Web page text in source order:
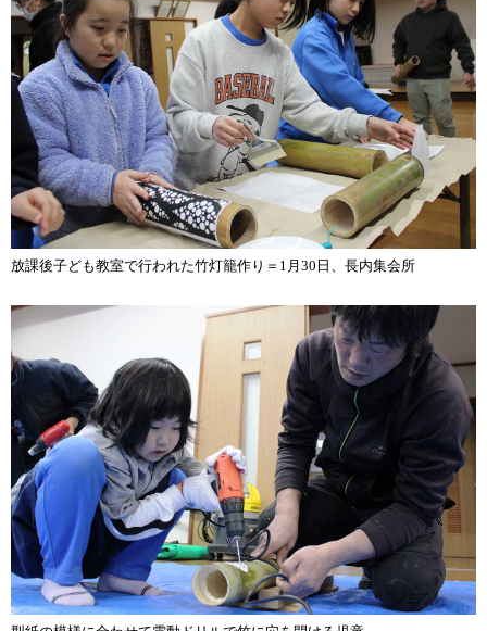
放課後子ども教室で行われた竹灯籠作り＝1月30日、長内集会所